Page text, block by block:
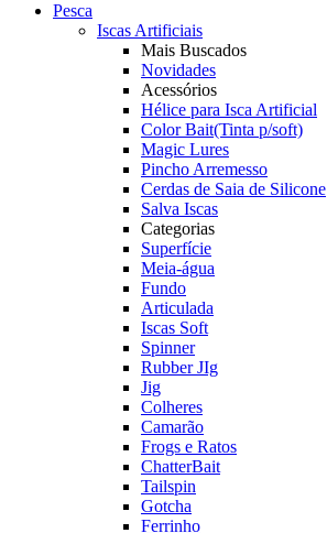
Pesca
Iscas Artificiais
Mais Buscados
Novidades
Acessórios
Hélice para Isca Artificial
Color Bait(Tinta p/soft)
Magic Lures
Pincho Arremesso
Cerdas de Saia de Silicone
Salva Iscas
Categorias
Superfície
Meia-água
Fundo
Articulada
Iscas Soft
Spinner
Rubber JIg
Jig
Colheres
Camarão
Frogs e Ratos
ChatterBait
Tailspin
Gotcha
Ferrinho